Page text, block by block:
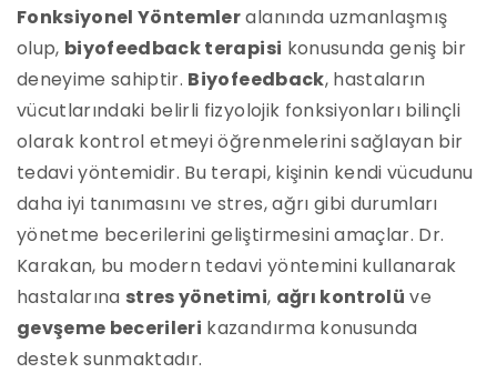
Fonksiyonel Yöntemleralanında uzmanlaşmış
olup, biyofeedback terapisi konusunda geniş bir
deneyime sahiptir. Biyofeedback, hastaların
vücutlarındaki belirli fizyolojik fonksiyonları bilinçli
olarak kontrol etmeyi öğrenmelerini sağlayan bir
tedavi yöntemidir. Bu terapi, kişinin kendi vücudunu
daha iyi tanımasını ve stres, ağrı gibi durumları
yönetme becerilerini geliştirmesini amaçlar. Dr.
Karakan, bu modern tedavi yöntemini kullanarak
hastalarına stres yönetimi, ağrı kontrolü ve
gevşeme becerileri kazandırma konusunda
destek sunmaktadır.